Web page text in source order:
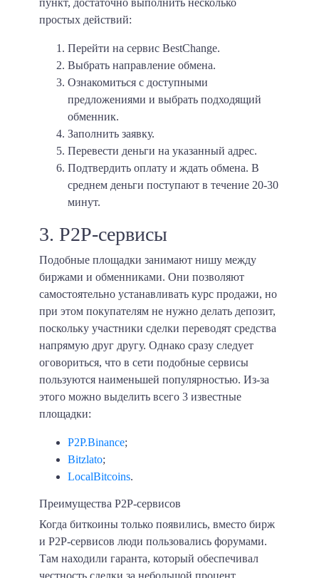
пункт, достаточно выполнить несколько
простых действий:
Перейти на сервис BestChange.
Выбрать направление обмена.
Ознакомиться с доступными
предложениями и выбрать подходящий
обменник.
Заполнить заявку.
Перевести деньги на указанный адрес.
Подтвердить оплату и ждать обмена. В
среднем деньги поступают в течение 20-30
минут.
3. P2P-сервисы
Подобные площадки занимают нишу между
биржами и обменниками. Они позволяют
самостоятельно устанавливать курс продажи, но
при этом покупателям не нужно делать депозит,
поскольку участники сделки переводят средства
напрямую друг другу. Однако сразу следует
оговориться, что в сети подобные сервисы
пользуются наименьшей популярностью. Из-за
этого можно выделить всего 3 известные
площадки:
P2P.Binance;
Bitzlato;
LocalBitcoins.
Преимущества P2P-сервисов
Когда биткоины только появились, вместо бирж
и P2P-сервисов люди пользовались форумами.
Там находили гаранта, который обеспечивал